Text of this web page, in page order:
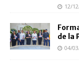
12/
de la
04/